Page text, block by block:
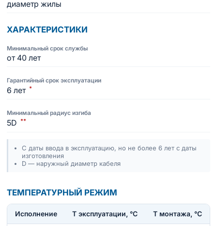
диаметр жилы
ХАРАКТЕРИСТИКИ
Минимальный срок службы
от 40 лет
Гарантийный срок эксплуатации
6 лет *
Минимальный радиус изгиба
5D **
С даты ввода в эксплуатацию, но не более 6 лет с даты
изготовления
D — наружный диаметр кабеля
ТЕМПЕРАТУРНЫЙ РЕЖИМ
Исполнение T эксплуатации, °С Т монтажа, °С